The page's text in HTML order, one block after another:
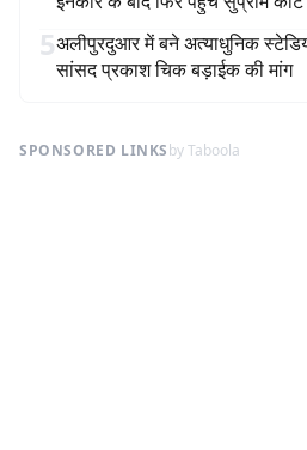
5अलीपुरदुआर में बने अत्याधुनिक
सांसद प्रकाश चिक बड़ाईक की मांग
SPONSORED LINKSby Taboola